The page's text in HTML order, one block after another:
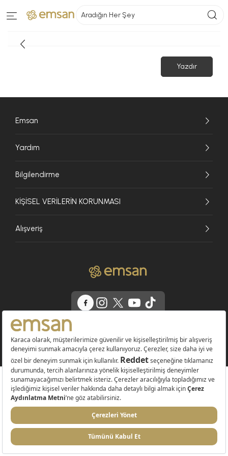
Aradığın Her Şey
Yazdır
Emsan
Yardım
Bilgilendirme
KİŞİSEL VERİLERİN KORUNMASI
Alışveriş
© 2026 EMSAN A.Ş. Tüm Hakları Saklıdır